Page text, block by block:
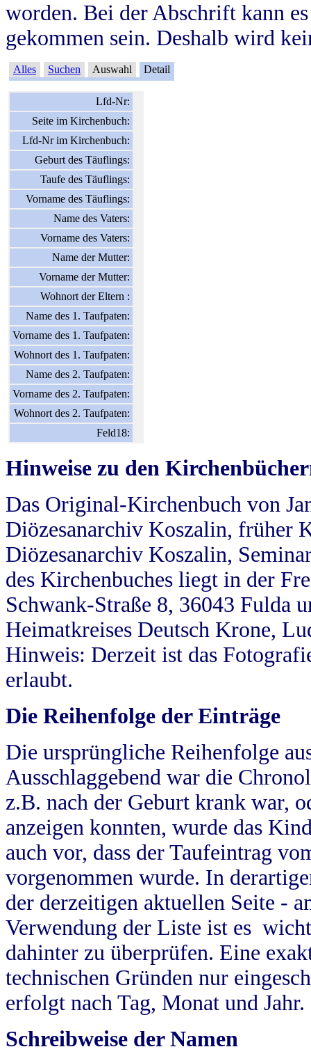
worden. Bei der Abschrift kann
gekommen sein. Deshalb wird
Alles Suchen Auswahl Detail
Lfd-Nr:
Seite im Kirchenbuch:
Lfd-Nr im Kirchenbuch:
Geburt des Täuflings:
Taufe des Täuflings:
Vorname des Täuflings:
Name des Vaters:
Vorname des Vaters:
Name der Mutter:
Vorname der Mutter:
Wohnort der Eltern :
Name des 1. Taufpaten:
Vorname des 1. Taufpaten:
Wohnort des 1. Taufpaten:
Name des 2. Taufpaten:
Vorname des 2. Taufpaten:
Wohnort des 2. Taufpaten:
Feld18:
Hinweise zu den
Das Original-Kirchenbuch von
Diözesanarchiv Koszalin, früher
Diözesanarchiv Koszalin,
des Kirchenbuches liegt in der
Schwank-Straße 8, 36043 Fulda
Heimatkreises Deutsch Krone,
Hinweis: Derzeit ist das
erlaubt.
Die Reihenfolge der Einträge
Die ursprüngliche Reihenfolge
Ausschlaggebend war die
z.B. nach der Geburt krank war,
anzeigen konnten, wurde das
auch vor, dass der Taufeintrag
vorgenommen wurde. In
der derzeitigen aktuellen Seite -
Verwendung der Liste ist es
dahinter zu überprüfen. Eine
technischen Gründen nur
erfolgt nach Tag, Monat und Jahr.
Schreibweise der Namen